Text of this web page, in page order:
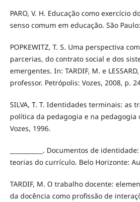
PARO, V. H. Educação como exercício
senso comum em educação. São
POPKEWITZ, T. S. Uma perspectiva
parcerias, do contrato social e dos
emergentes. In: TARDIF, M. e
professor. Petrópolis: Vozes, 2008, p.
SILVA, T. T. Identidades terminais: as
política da pedagogia e na pedagogia
Vozes, 1996.
___________. Documentos de
teorias do currículo. Belo Horizonte:
TARDIF, M. O trabalho docente:
da docência como profissão de